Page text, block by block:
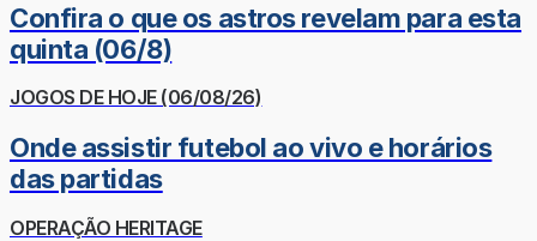
Confira o que os astros revelam para esta
quinta (06/8)
JOGOS DE HOJE (06/08/26)
Onde assistir futebol ao vivo e horários
das partidas
OPERAÇÃO HERITAGE